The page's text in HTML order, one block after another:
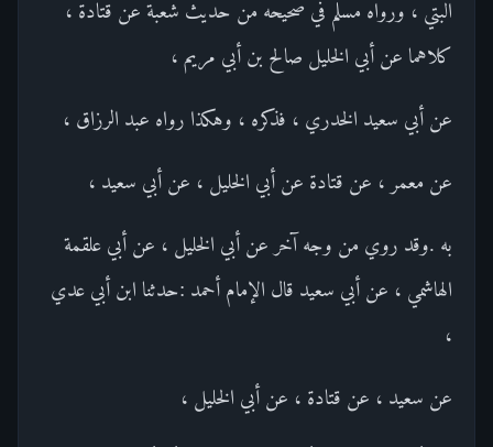
البتي ، ورواه مسلم في صحيحه من حديث شعبة عن قتادة ،
كلاهما عن أبي الخليل صالح بن أبي مريم ،
عن أبي سعيد الخدري ، فذكره ، وهكذا رواه عبد الرزاق ،
عن معمر ، عن قتادة عن أبي الخليل ، عن أبي سعيد ،
به .وقد روي من وجه آخر عن أبي الخليل ، عن أبي علقمة
الهاشمي ، عن أبي سعيد قال الإمام أحمد :حدثنا ابن أبي عدي
،
عن سعيد ، عن قتادة ، عن أبي الخليل ،